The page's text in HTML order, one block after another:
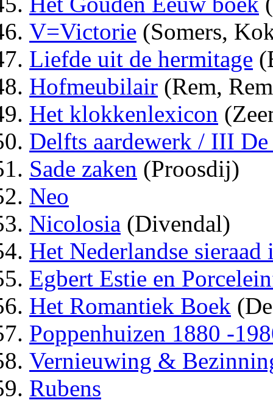
V=Victorie (Somers,
Liefde uit de hermitage
Hofmeubilair (Rem,
Het klokkenlexicon
Delfts aardewerk / III De
Sade zaken (Proosdij)
Neo
Nicolosia (Divendal)
Het Nederlandse sieraad
Egbert Estie en
Het Romantiek Boek
Poppenhuizen 1880 -
Vernieuwing &
Rubens